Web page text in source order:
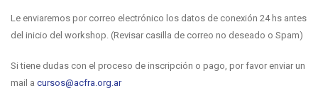
Le enviaremos por correo electrónico los datos de conexión 24 hs antes
del inicio del workshop. (Revisar casilla de correo no deseado o Spam)
Si tiene dudas con el proceso de inscripción o pago, por favor enviar un
mail a cursos@acfra.org.ar